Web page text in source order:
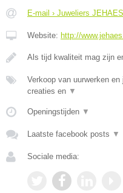
E-mail › Juweliers JEHAES
Website: http://
Als tijd kwaliteit mag zijn
Verkoop van uurwerken
creaties en ▼
Openingstijden ▼
Laatste facebook posts ▼
Sociale media: